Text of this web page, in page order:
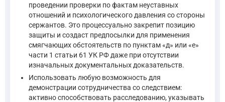
характер и размер вреда, причиненного преступлением;
обстоятельства, исключающие преступность и
обстоятельства, смягчающие и отягчающие наказание;
обстоятельства, которые могут повлечь за собой
...
Подлежат выявлению также обстоятельства,
—Уголовно-процессуальный кодекс Российской
проведении проверки по фактам неуставных
отношений и психологического давления со стороны
сержантов. Это процессуально закрепит позицию
защиты и создаст предпосылки для применения
смягчающих обстоятельств по пунктам «д» или «е»
части 1 статьи 61 УК РФ даже при отсутствии
изначальных документальных доказательств.
Использовать любую возможность для
демонстрации сотрудничества со следствием:
активно способствовать расследованию, указывать